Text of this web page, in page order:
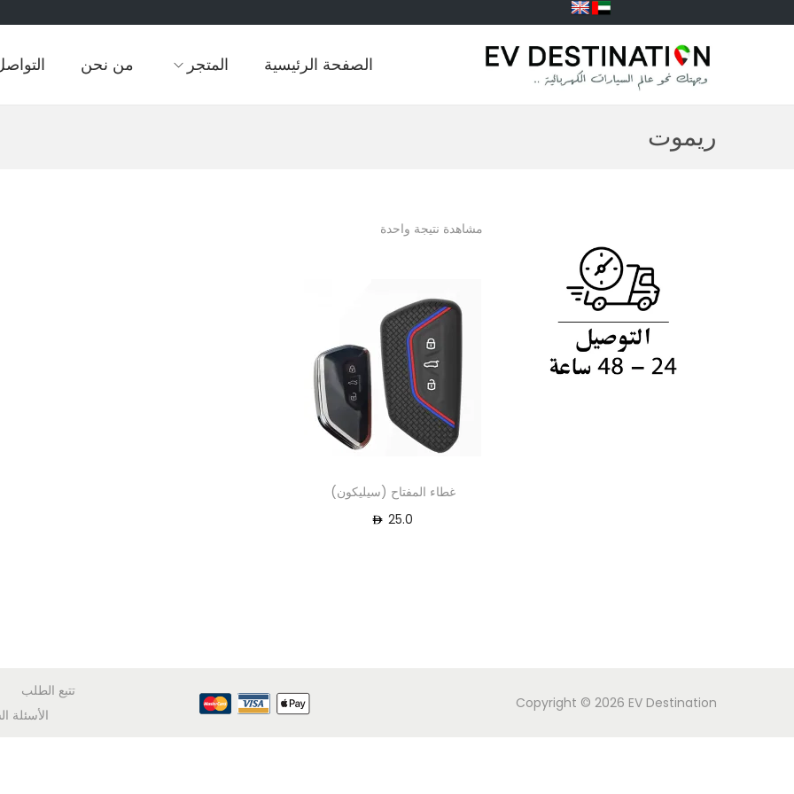
الصفحة الرئيسية المتجر من نحن
ريموت
مشاهدة نتيجة واحدة
غطاء المفتاح (سيليكون)
25.0
Copyright © 2026 EV Destination
تتبع الطلب
الأسئلة